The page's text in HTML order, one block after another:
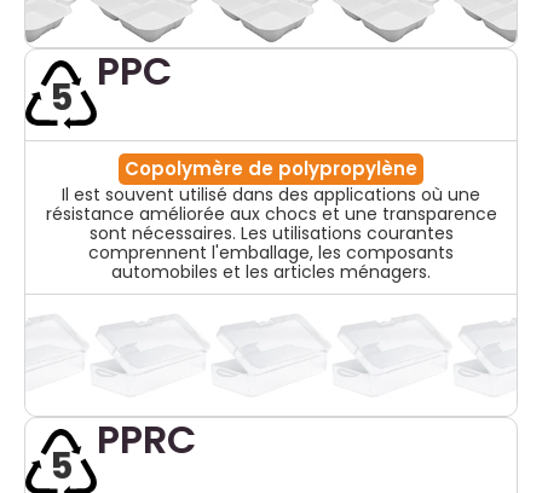
5 PPC
Copolymère de polypropylène
Il est souvent utilisé dans des applications où une
résistance améliorée aux chocs et une transparence
sont nécessaires. Les utilisations courantes
comprennent l'emballage, les composants
automobiles et les articles ménagers.
5 PPRC